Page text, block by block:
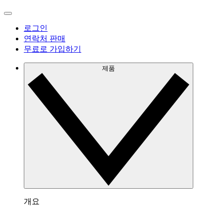
로그인
연락처 판매
무료로 가입하기
제품
개요